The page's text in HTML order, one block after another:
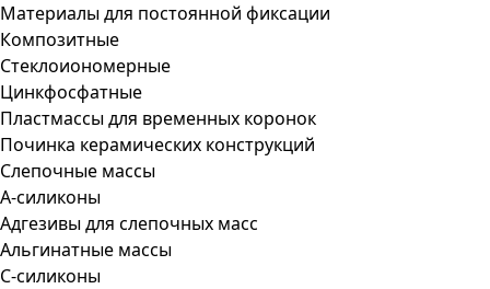
Материалы для постоянной фиксации
Композитные
Стеклоиономерные
Цинкфосфатные
Пластмассы для временных коронок
Починка керамических конструкций
Слепочные массы
А-силиконы
Адгезивы для слепочных масс
Альгинатные массы
С-силиконы